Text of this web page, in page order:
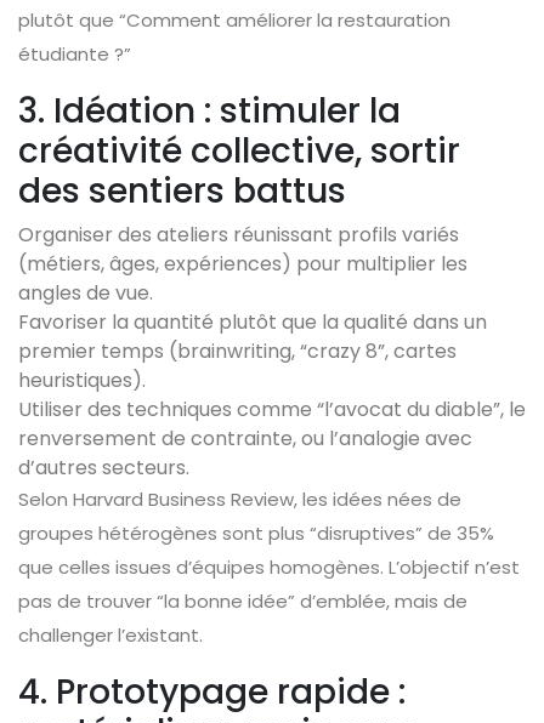
plutôt que “Comment améliorer la restauration
étudiante ?”
3. Idéation : stimuler la
créativité collective, sortir
des sentiers battus
Organiser des ateliers réunissant profils variés
(métiers, âges, expériences) pour multiplier les
angles de vue.
Favoriser la quantité plutôt que la qualité dans un
premier temps (brainwriting, “crazy 8”, cartes
heuristiques).
Utiliser des techniques comme “l’avocat du diable”, le
renversement de contrainte, ou l’analogie avec
d’autres secteurs.
Selon Harvard Business Review, les idées nées de
groupes hétérogènes sont plus “disruptives” de 35%
que celles issues d’équipes homogènes. L’objectif n’est
pas de trouver “la bonne idée” d’emblée, mais de
challenger l’existant.
4. Prototypage rapide :